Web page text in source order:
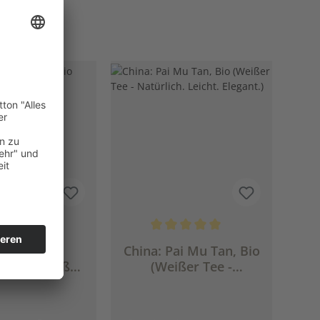
White
Bio (Weißer
Luftig.
China: Pai Mu Tan, Bio
(Weißer Tee -